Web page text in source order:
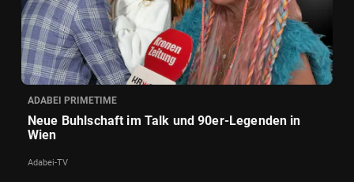
ADABEI PRIMETIME
Neue Buhlschaft im Talk und 90er-Legenden in
Wien
Adabei-TV